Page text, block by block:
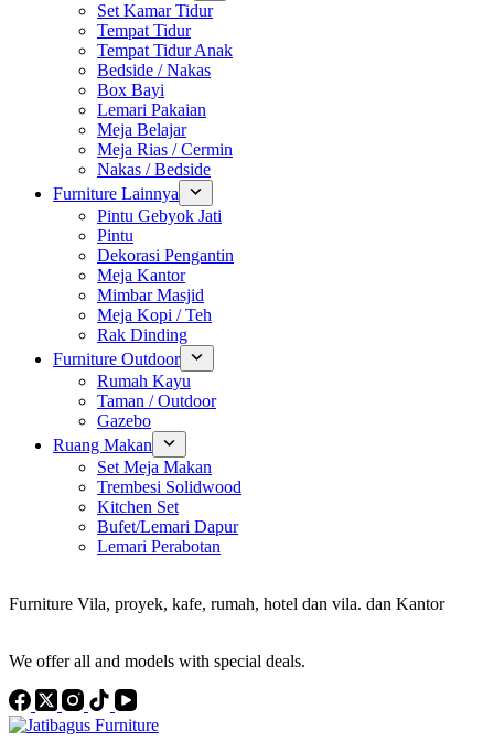
Set Kamar Tidur
Tempat Tidur
Tempat Tidur Anak
Bedside / Nakas
Box Bayi
Lemari Pakaian
Meja Belajar
Meja Rias / Cermin
Nakas / Bedside
Furniture Lainnya
Pintu Gebyok Jati
Pintu
Dekorasi Pengantin
Meja Kantor
Mimbar Masjid
Meja Kopi / Teh
Rak Dinding
Furniture Outdoor
Rumah Kayu
Taman / Outdoor
Gazebo
Ruang Makan
Set Meja Makan
Trembesi Solidwood
Kitchen Set
Bufet/Lemari Dapur
Lemari Perabotan
Furniture Vila, proyek, kafe, rumah, hotel dan vila. dan Kantor
We offer all and models with special deals.